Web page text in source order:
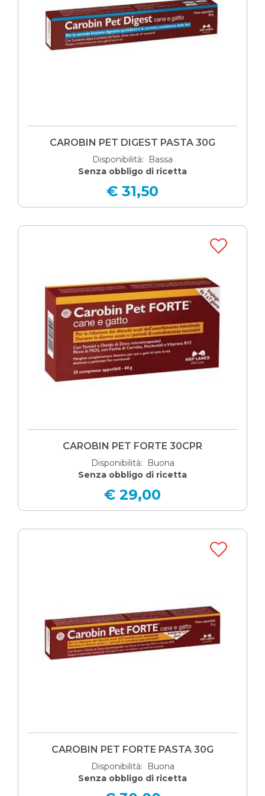
CAROBIN PET DIGEST PASTA 30G
Disponibilità: Bassa
Senza obbligo di ricetta
€ 31,50
CAROBIN PET FORTE 30CPR
Disponibilità: Buona
Senza obbligo di ricetta
€ 29,00
CAROBIN PET FORTE PASTA 30G
Disponibilità: Buona
Senza obbligo di ricetta